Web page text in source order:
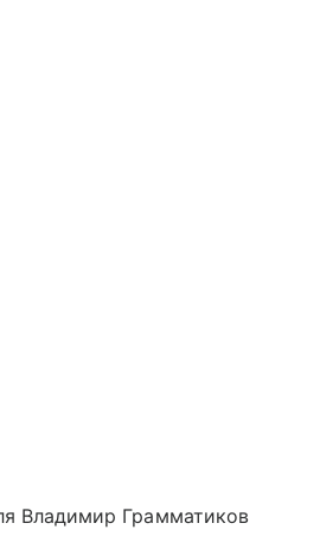
Владимир Грамматиков